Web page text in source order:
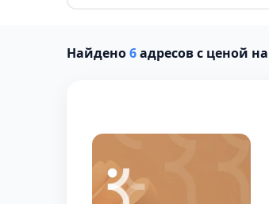
Найдено6адресов с ценой